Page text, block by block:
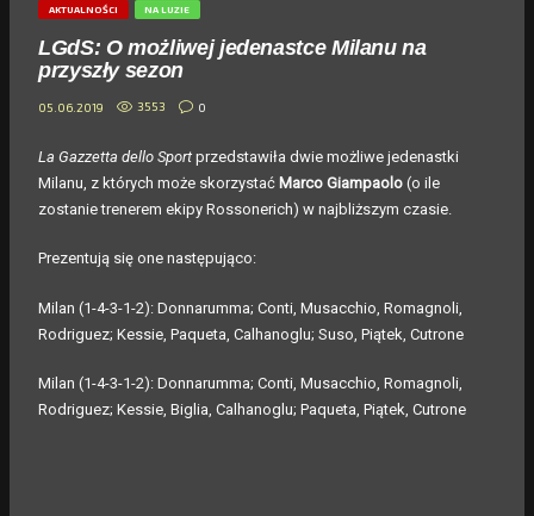
AKTUALNOŚCI NA LUZIE
LGdS: O możliwej jedenastce Milanu na
przyszły sezon
05.06.2019 3553 0
La Gazzetta dello Sport przedstawiła dwie możliwe jedenastki
Milanu, z których może skorzystać Marco Giampaolo (o ile
zostanie trenerem ekipy Rossonerich) w najbliższym czasie.
Prezentują się one następująco:
Milan (1-4-3-1-2): Donnarumma; Conti, Musacchio, Romagnoli,
Rodriguez; Kessie, Paqueta, Calhanoglu; Suso, Piątek, Cutrone
Milan (1-4-3-1-2): Donnarumma; Conti, Musacchio, Romagnoli,
Rodriguez; Kessie, Biglia, Calhanoglu; Paqueta, Piątek, Cutrone